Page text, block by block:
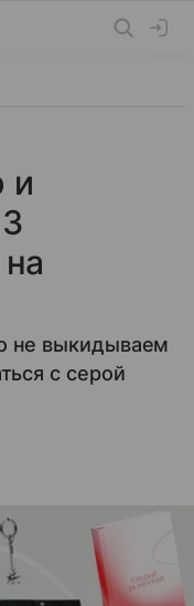
и
не выкидываем
с серой